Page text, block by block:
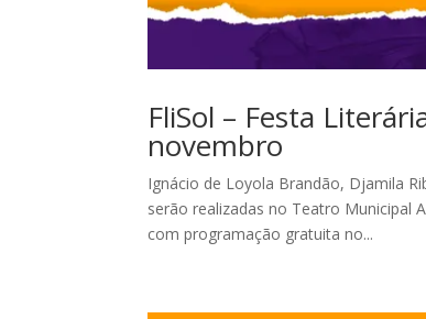
FliSol – Festa
novembro
Ignácio de Loyola Brandão, Djamila
serão realizadas no Teatro Municipal
com programação gratuita no...